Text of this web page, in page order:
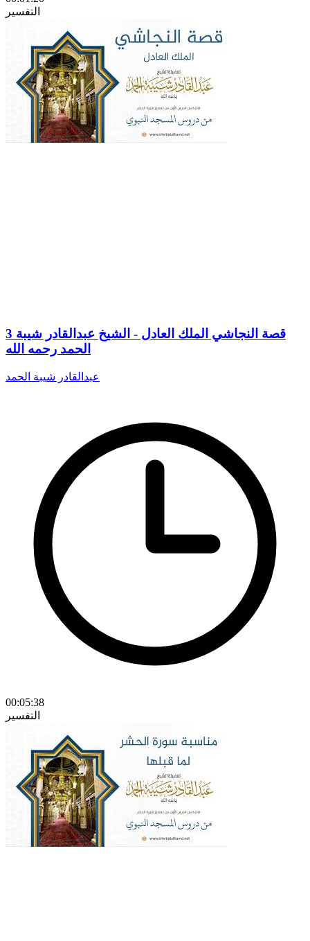
التفسير
3 قصة النجاشي الملك العادل - الشيخ عبدالقادر شيبة
الحمد رحمه الله
عبدالقادر شيبة الحمد
00:05:38
التفسير